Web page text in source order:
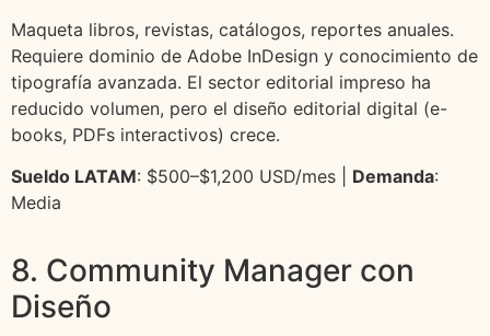
Maqueta libros, revistas, catálogos, reportes anuales.
Requiere dominio de Adobe InDesign y conocimiento de
tipografía avanzada. El sector editorial impreso ha
reducido volumen, pero el diseño editorial digital (e-
books, PDFs interactivos) crece.
Sueldo LATAM: $500–$1,200 USD/mes | Demanda:
Media
8. Community Manager con
Diseño